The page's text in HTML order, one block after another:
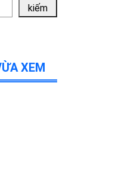
kiếm
XEM